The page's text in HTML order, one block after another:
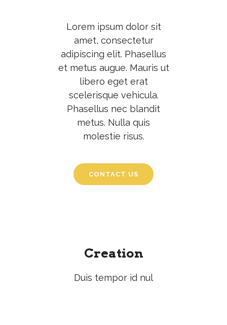
Lorem ipsum dolor sit
amet, consectetur
adipiscing elit. Phasellus
et metus augue. Mauris ut
libero eget erat
scelerisque vehicula.
Phasellus nec blandit
metus. Nulla quis
molestie risus.
CONTACT US
Creation
Duis tempor id nul